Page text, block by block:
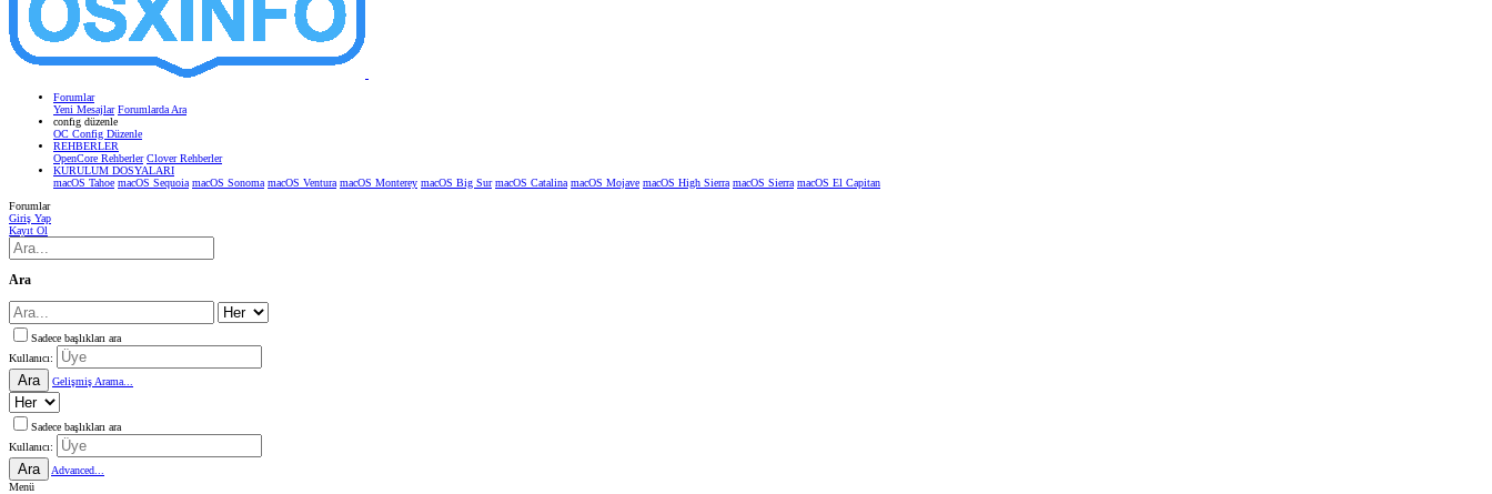
Forumlar
Yeni Mesajlar Forumlarda Ara
confıg düzenle
OC Config Düzenle
REHBERLER
OpenCore Rehberler Clover Rehberler
KURULUM DOSYALARI
macOS Tahoe macOS Sequoia macOS Sonoma macOS Ventura macOS Monterey macOS Big Sur macOS Catalina macOS Mojave macOS High Sierra macOS Sierra macOS El Capitan
Forumlar
Giriş Yap
Kayıt Ol
Ara
Sadece başlıkları ara
Kullanıcı:
Ara Gelişmiş Arama...
Sadece başlıkları ara
Kullanıcı:
Ara
Advanced...
Menü